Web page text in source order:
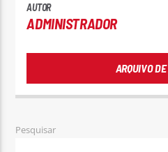
AUTOR
ADMINISTRADOR
ARQUIVO
Pesquisar